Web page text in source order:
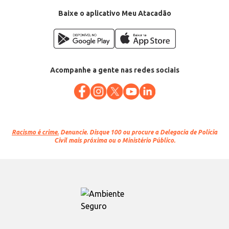
Baixe o aplicativo Meu Atacadão
Acompanhe a gente nas redes sociais
Racismo é crime. Denuncie. Disque 100 ou procure a Delegacia de Polícia
Civil mais próxima ou o Ministério Público.